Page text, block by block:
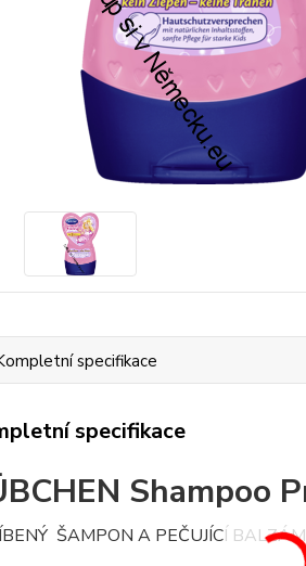
specifikace
specifikace
Shampoo
ŠAMPON A PEČUJÍCÍ